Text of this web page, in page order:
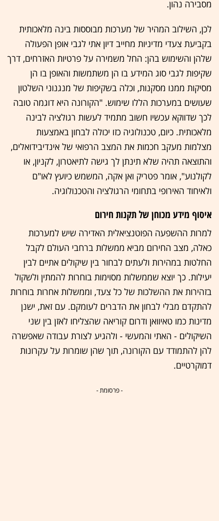
מסבירה נהון.
לכן, השילוב המהיר של מערכות מבוססות בינה מלאכותית
בקביעת צעדי מדיניות מחייב דיון אתי לגבי אופן הפעולה
שלהן והשימוש בהן: החל משמירה על פרטיות האזרחים, דרך
שקיפות לגבי סוג המידע בו הן משתמשות והאופן בו הן
מסיקות ממנו מסקנות, וכלה בשקיפות של מנגנוני השלטון
שעושים במערכות הללו שימוש. "הקורונה היא דוגמה טובה
לכך שדווקא עכשיו חשוב מתמיד לעשות רגולציה לבינה
מלאכותית. כיום, טכנולוגיה כזו יכולה לבחון באמצעות
מצלמות מעקב חכמות את המצב הרפואי של אינדיבידואלים,
והתוצאה תהיה שלא תינתן לך גישה לתיאטרון, לקניון, או
לקולנוע", אומר פטריק ואן אקה, המשמש כיועץ לאו"ם
ולאיחוד האירופי בתחומי הרגולציה והטכנולוגיה.
איסוף מידע מכוחן של תקנות חירום
למרות ההשפעה הפוטנציאלית האדירה שיש למערכות
כאלה, מצב החירום מביא ממשלות ברחבי העולם לקבל
החלטות במהירות ולעתים לבחור בין שיקולים אתיים לבין
יעילות. כך יוצא שממשלות מסוימות בוחרות להמתין ולשקול
בזהירות את ההשלכות של כל צעד, וממשלות אחרות בוחרות
להתקדם מבלי לבחון את הדברים לעומקם. עם זאת, ישנן
מדינות כמו טאיוואן ודרום קוריאה שהצליחו לאזן בין שני
השיקולים - האתי והמעשי - ולהגיע לצורת עבודה שאפשרה
להן להתמודד עם הקורונה, תוך שהן שומרות על עקרונות
דמוקרטיים.
- פרסומת -